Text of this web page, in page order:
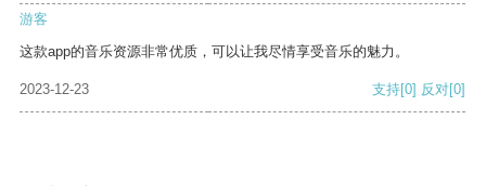
游客
这款app的音乐资源非常优质，可以让我尽情享受音乐的魅力。
2023-12-23 支持[0] 反对[0]